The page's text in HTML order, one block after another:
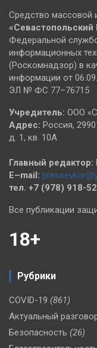
Средство массовой
«Севастопольский
Федеральной
информационных
(Роскомнадзор) в
информации от
ЭЛ № ФС 77–76715
Учредитель: ООО
Адрес: Россия,
д. 1, кв. 10А
Главный редактор:
E–mail:
тел. +7 (978) 918-
Все публикации
18+
Рубрики
COVID-19 (861)
Актуальный
Безопасность (26)